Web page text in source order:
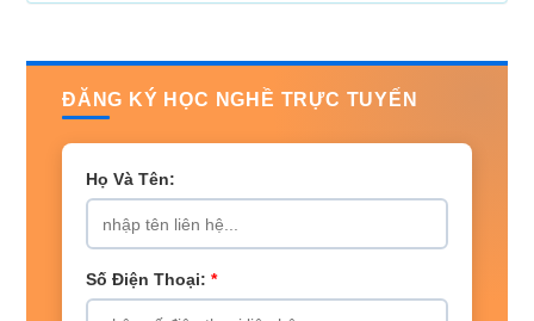
ĐĂNG KÝ HỌC NGHỀ TRỰC TUYẾN
Họ Và Tên:
Số Điện Thoại: *